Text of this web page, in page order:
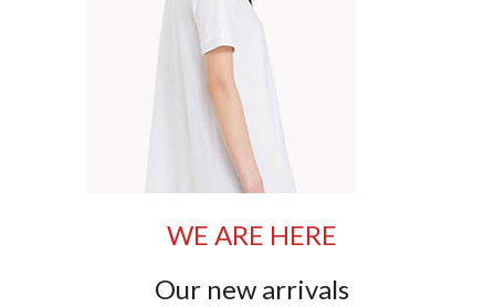
WE ARE HERE
Our new arrivals